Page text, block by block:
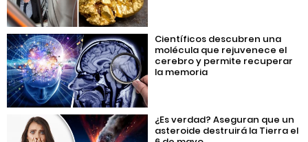
Científicos descubren una
molécula que rejuvenece el
cerebro y permite recuperar
la memoria
¿Es verdad? Aseguran que un
asteroide destruirá la Tierra el